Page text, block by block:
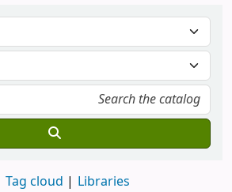
Tag cloud Libraries